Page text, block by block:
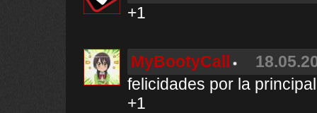
+1
MyBootyCall
felicidades por la
+1